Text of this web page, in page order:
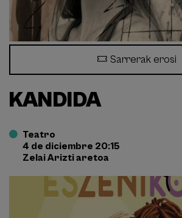
Sarrerak erosi
KANDIDA
Teatro
4 de diciembre 20:15
Zelai Arizti aretoa